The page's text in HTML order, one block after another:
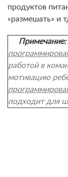
продуктов
«размешать» и
Примечание:
работой в
мотивацию
подходит для